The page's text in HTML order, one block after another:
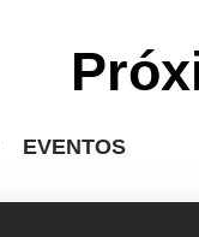
EVENTOS